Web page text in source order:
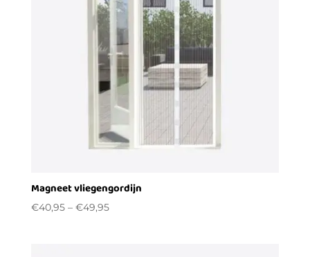
Magneet vliegengordijn
€40,95– €49,95